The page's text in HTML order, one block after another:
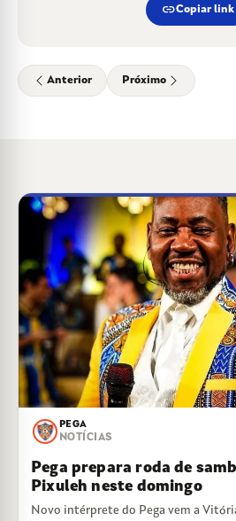
linkCopiar link
Anterior Próximo
PEGA
NOTÍCIAS
Pega prepara roda de
Pixuleh neste domingo
Novo intérprete do Pega vem a